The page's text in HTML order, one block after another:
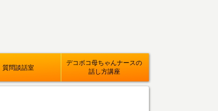
質問談話室
デコボコ母ちゃんナースの
話し方講座